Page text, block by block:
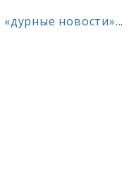
новости»...